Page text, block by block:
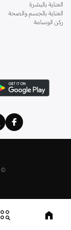
العناية بالبشرة
العناية بالجسم والصحة
ركن الوسامة
©